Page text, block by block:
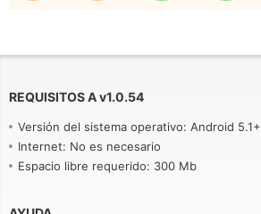
REQUISITOS Av1.0.54
Versión del sistema operativo: Android 5.1+
Internet: No es necesario
Espacio libre requerido: 300 Mb